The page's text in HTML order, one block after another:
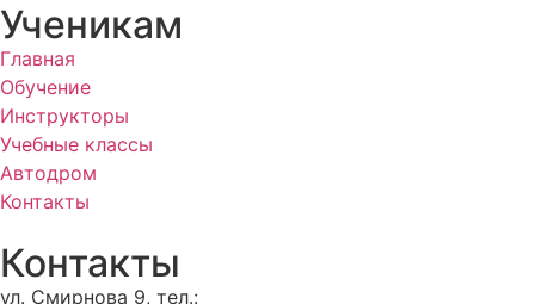
Ученикам
Главная
Обучение
Инструкторы
Учебные классы
Автодром
Контакты
Контакты
ул. Смирнова 9, тел.: